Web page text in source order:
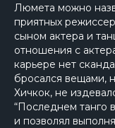
Люмета можно
приятных
сыном актера и
отношения с
карьере нет
бросался вещами,
Хичкок, не
“Последнем танго
и позволял